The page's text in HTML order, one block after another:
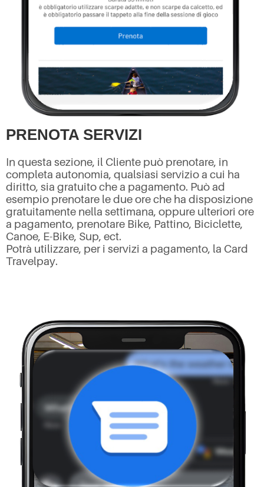
PRENOTA SERVIZI
In questa sezione, il Cliente può prenotare, in
completa autonomia, qualsiasi servizio a cui ha
diritto, sia gratuito che a pagamento. Può ad
esempio prenotare le due ore che ha disposizione
gratuitamente nella settimana, oppure ulteriori ore
a pagamento, prenotare Bike, Pattino, Biciclette,
Canoe, E-Bike, Sup, ect.
Potrà utilizzare, per i servizi a pagamento, la Card
Travelpay.